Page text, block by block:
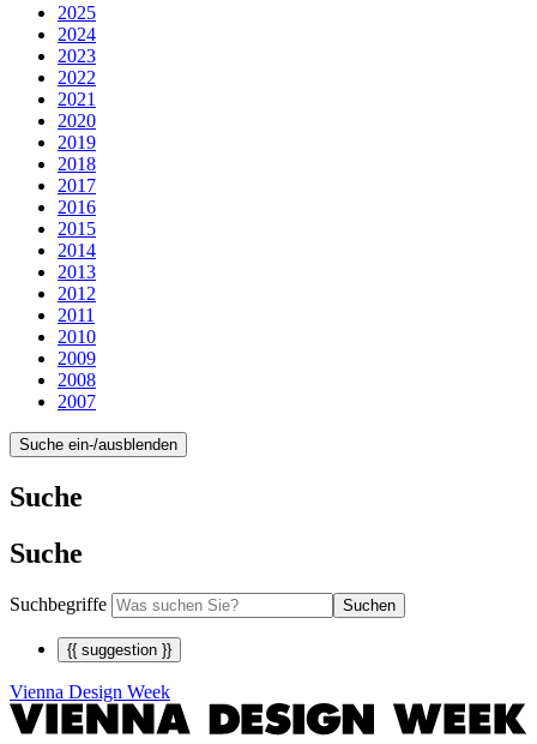
2025
2024
2023
2022
2021
2020
2019
2018
2017
2016
2015
2014
2013
2012
2011
2010
2009
2008
2007
Suche ein-/ausblenden
Suche
Suche
Suchbegriffe Suchen
{{ suggestion }}
Vienna Design Week